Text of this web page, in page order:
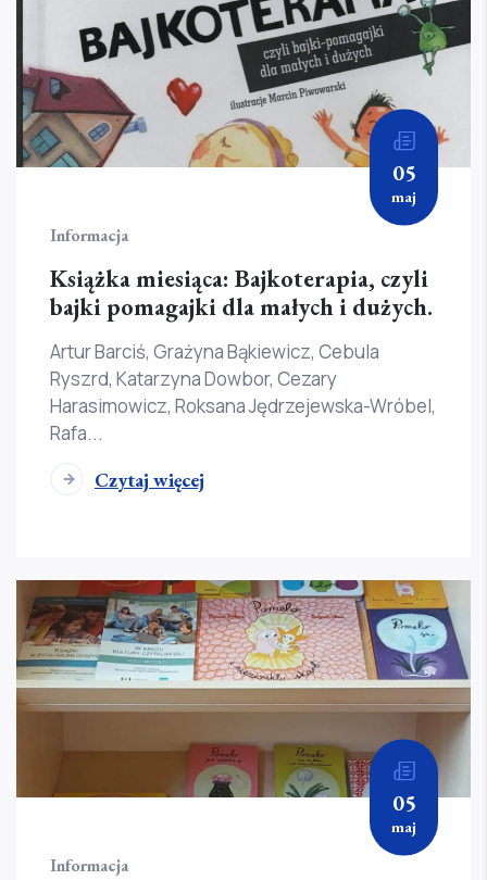
05
maj
Informacja
Książka miesiąca: Bajkoterapia, czyli
bajki pomagajki dla małych i dużych.
Artur Barciś, Grażyna Bąkiewicz, Cebula
Ryszrd, Katarzyna Dowbor, Cezary
Harasimowicz, Roksana Jędrzejewska-Wróbel,
Rafa...
Czytaj więcej
05
maj
Informacja